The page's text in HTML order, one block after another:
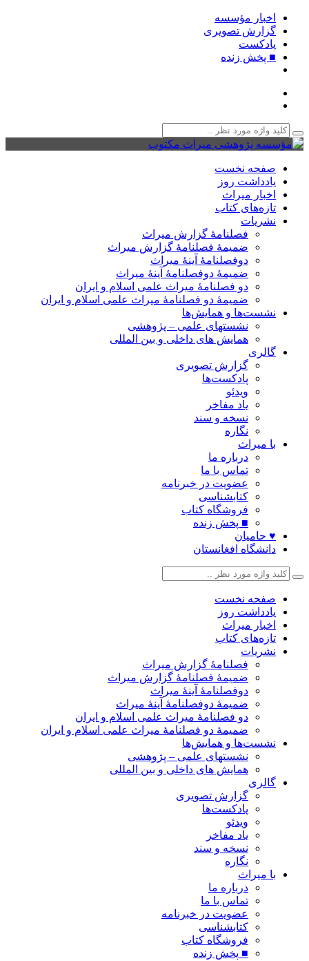
اخبار مؤسسه
گزارش تصویری
پادکست‌
■ پخش زنده
صفحه نخست
یادداشت روز
اخبار میراث
تازه‌های کتاب
نشریات
فصلنامۀ گزارش میراث
ضمیمۀ فصلنامۀ گزارش میراث
دوفصلنامۀ آینۀ میراث
ضمیمۀ دوفصلنامۀ آینۀ میراث
دو فصلنامۀ میراث علمی اسلام و ایران
ضمیمۀ دو فصلنامۀ میراث علمی اسلام و ایران
نشست‌ها و همایش‌ها
نشستهای علمی – پژوهشی
همایش های داخلی و بین المللی
گالری
گزارش تصویری
پادکست‌ها
ویدئو
یاد مفاخر
نسخه و سند
نگاره
با میراث
درباره ما
تماس با ما
عضویت در خبرنامه
کتابشناسی
فروشگاه کتاب
■ پخش زنده
♥ حامیان
دانشگاه افغانستان
صفحه نخست
یادداشت روز
اخبار میراث
تازه‌های کتاب
نشریات
فصلنامۀ گزارش میراث
ضمیمۀ فصلنامۀ گزارش میراث
دوفصلنامۀ آینۀ میراث
ضمیمۀ دوفصلنامۀ آینۀ میراث
دو فصلنامۀ میراث علمی اسلام و ایران
ضمیمۀ دو فصلنامۀ میراث علمی اسلام و ایران
نشست‌ها و همایش‌ها
نشستهای علمی – پژوهشی
همایش های داخلی و بین المللی
گالری
گزارش تصویری
پادکست‌ها
ویدئو
یاد مفاخر
نسخه و سند
نگاره
با میراث
درباره ما
تماس با ما
عضویت در خبرنامه
کتابشناسی
فروشگاه کتاب
■ پخش زنده